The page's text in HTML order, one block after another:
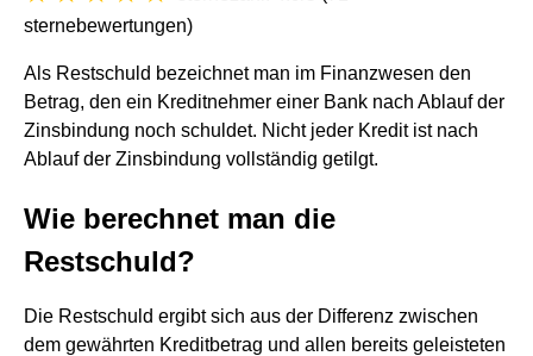
sternebewertungen)
Als Restschuld bezeichnet man im Finanzwesen den
Betrag, den ein Kreditnehmer einer Bank nach Ablauf der
Zinsbindung noch schuldet. Nicht jeder Kredit ist nach
Ablauf der Zinsbindung vollständig getilgt.
Wie berechnet man die
Restschuld?
Die Restschuld ergibt sich aus der Differenz zwischen
dem gewährten Kreditbetrag und allen bereits geleisteten